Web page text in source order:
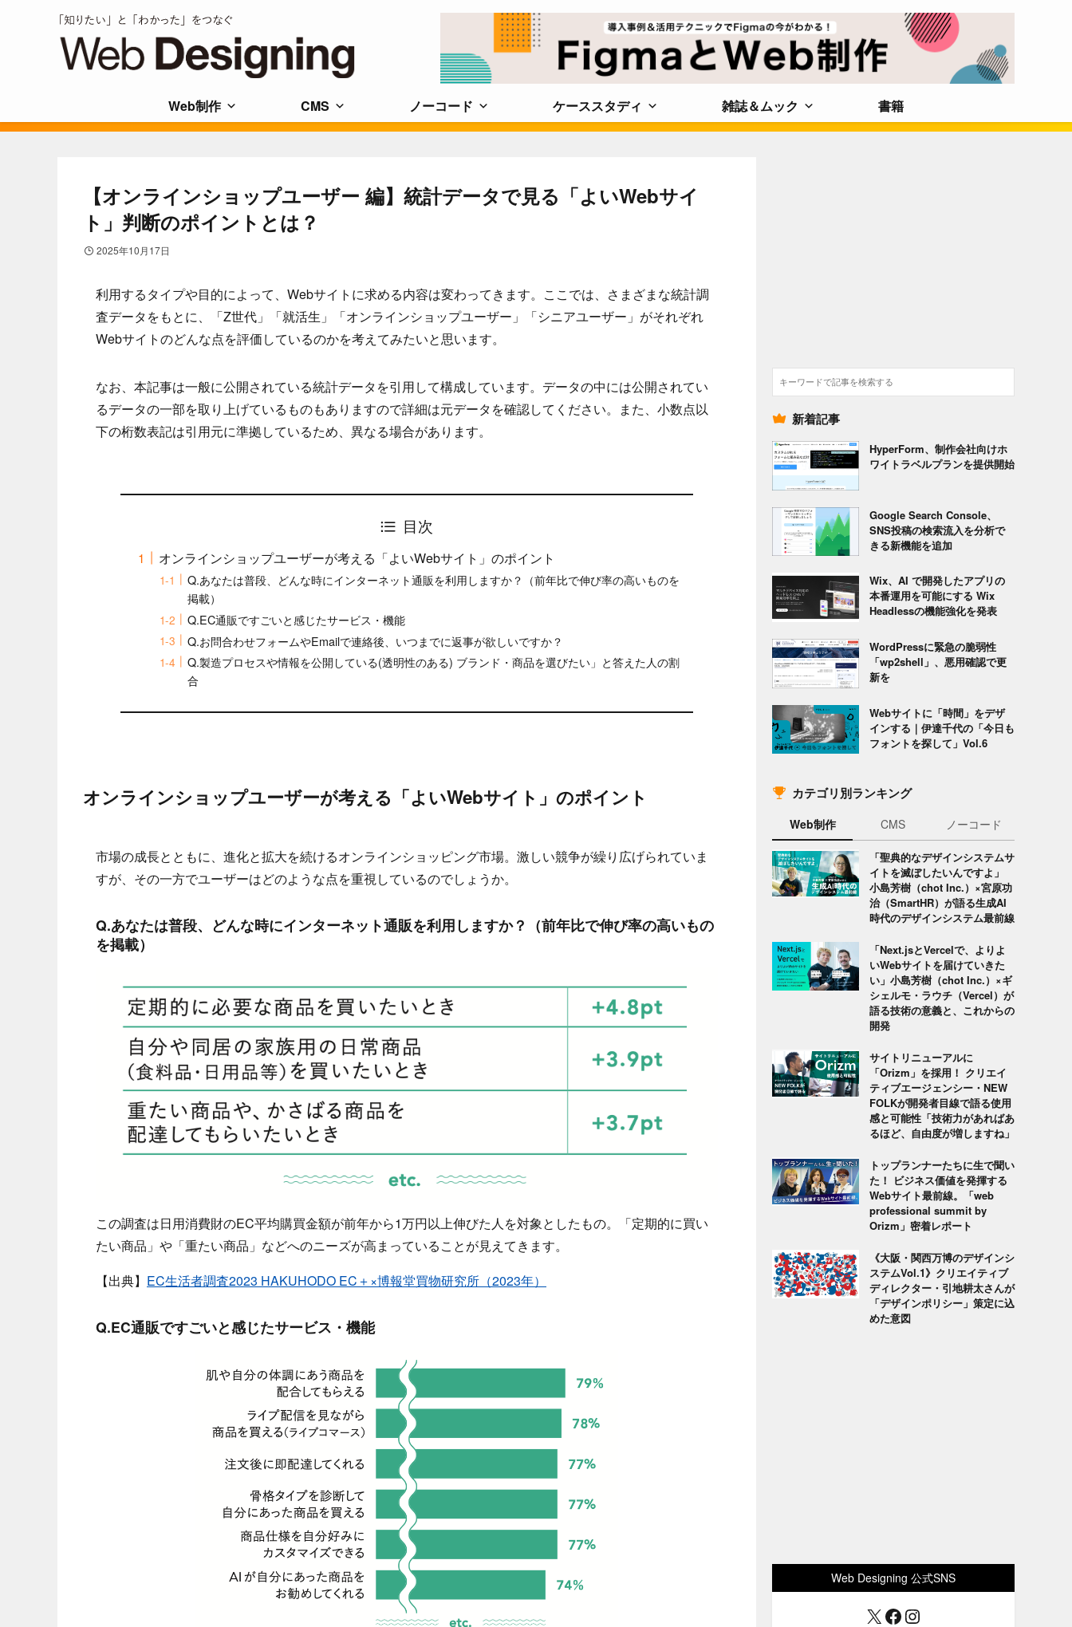
Web制作 CMS ノーコード ケーススタディ 雑誌＆ムック 書籍
【オンラインショップユーザー 編】統計データで見る「よいWebサイ
ト」判断のポイントとは？
2025年10月17日
利用するタイプや目的によって、Webサイトに求める内容は変わってきます。ここでは、さまざまな統計調
査データをもとに、「Z世代」「就活生」「オンラインショップユーザー」「シニアユーザー」がそれぞれ
Webサイトのどんな点を評価しているのかを考えてみたいと思います。
なお、本記事は一般に公開されている統計データを引用して構成しています。データの中には公開されてい
るデータの一部を取り上げているものもありますので詳細は元データを確認してください。また、小数点以
下の桁数表記は引用元に準拠しているため、異なる場合があります。
目次
オンラインショップユーザーが考える「よいWebサイト」のポイント
Q.あなたは普段、どんな時にインターネット通販を利用しますか？（前年比で伸び率の高いものを
掲載）
Q.EC通販ですごいと感じたサービス・機能
Q.お問合わせフォームやEmailで連絡後、いつまでに返事が欲しいですか？
Q.製造プロセスや情報を公開している(透明性のある) ブランド・商品を選びたい」と答えた人の割
合
オンラインショップユーザーが考える「よいWebサイト」のポイント
市場の成長とともに、進化と拡大を続けるオンラインショッピング市場。激しい競争が繰り広げられていま
すが、その一方でユーザーはどのような点を重視しているのでしょうか。
Q.あなたは普段、どんな時にインターネット通販を利用しますか？（前年比で伸び率の高いもの
を掲載）
この調査は日用消費財のEC平均購買金額が前年から1万円以上伸びた人を対象としたもの。「定期的に買い
たい商品」や「重たい商品」などへのニーズが高まっていることが見えてきます。
【出典】 EC生活者調査2023 HAKUHODO EC＋×博報堂買物研究所（2023年）
Q.EC通販ですごいと感じたサービス・機能
検
索
新着記事
HyperForm、制作会社向けホ
ワイトラベルプランを提供開始
Google Search Console、
SNS投稿の検索流入を分析で
きる新機能を追加
Wix、AI で開発したアプリの
本番運用を可能にする Wix
Headlessの機能強化を発表
WordPressに緊急の脆弱性
「wp2shell」、悪用確認で更
新を
Webサイトに「時間」をデザ
インする｜伊達千代の「今日も
フォントを探して」Vol.6
カテゴリ別ランキング
Web制作 CMS ノーコード
「聖典的なデザインシステムサ
イトを滅ぼしたいんですよ」
小島芳樹（chot Inc.）×宮原功
治（SmartHR）が語る生成AI
時代のデザインシステム最前線
「Next.jsとVercelで、よりよ
いWebサイトを届けていきた
い」小島芳樹（chot Inc.）×ギ
シェルモ・ラウチ（Vercel）が
語る技術の意義と、これからの
開発
サイトリニューアルに
「Orizm」を採用！ クリエイ
ティブエージェンシー・NEW
FOLKが開発者目線で語る使用
感と可能性「技術力があればあ
るほど、自由度が増しますね」
トップランナーたちに生で聞い
た！ ビジネス価値を発揮する
Webサイト最前線。「web
professional summit by
Orizm」密着レポート
《大阪・関西万博のデザインシ
ステムVol.1》クリエイティブ
ディレクター・引地耕太さんが
「デザインポリシー」策定に込
めた意図
Web Designing 公式SNS
X Facebook
Instagram